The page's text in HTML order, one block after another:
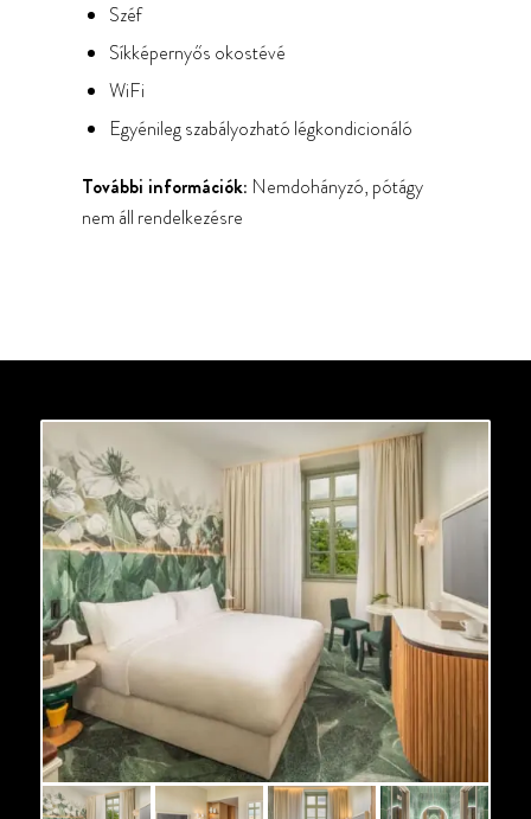
Széf
Síkképernyős okostévé
WiFi
Egyénileg szabályozható légkondicionáló
További információk: Nemdohányzó, pótágy
nem áll rendelkezésre